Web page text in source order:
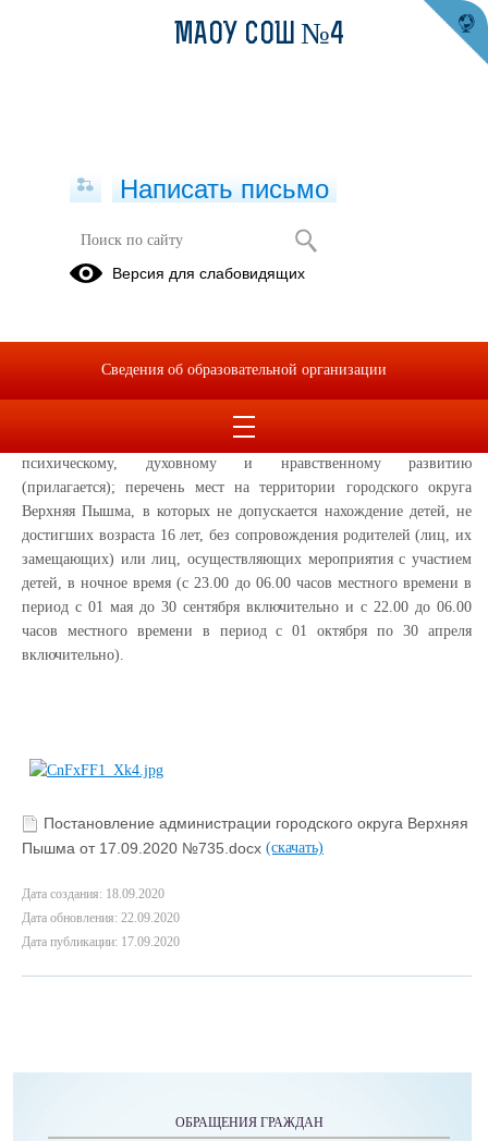
Комендантский час
Постановлением администрации городского округа Верхняя
Пышма от 17.09.2020 № 735 определен перечень мест на
которых может причинить вред здоровью детей (лиц, не
достигших возраста 18 лет), их физическому, интеллектуальному,
психическому, духовному и нравственному развитию
(прилагается); перечень мест на территории городского округа
Верхняя Пышма, в которых не допускается нахождение детей, не
достигших возраста 16 лет, без сопровождения родителей (лиц, их
замещающих) или лиц, осуществляющих мероприятия с участием
детей, в ночное время (с 23.00 до 06.00 часов местного времени в
период с 01 мая до 30 сентября включительно и с 22.00 до 06.00
часов местного времени в период с 01 октября по 30 апреля
включительно).
Постановление администрации городского округа Верхняя
Пышма от 17.09.2020 №735.docx (скачать)
Дата создания: 18.09.2020
Дата обновления: 22.09.2020
Дата публикации: 17.09.2020
ОБРАЩЕНИЯ ГРАЖДАН
МАОУ СОШ №4
Написать письмо
Версия для слабовидящих
Сведения об образовательной организации